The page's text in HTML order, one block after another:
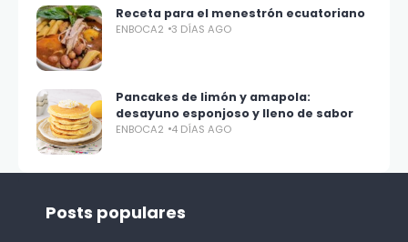
Receta para el menestrón ecuatoriano
ENBOCA2 3 DÍAS AGO
Pancakes de limón y amapola:
desayuno esponjoso y lleno de sabor
ENBOCA2 4 DÍAS AGO
Posts populares